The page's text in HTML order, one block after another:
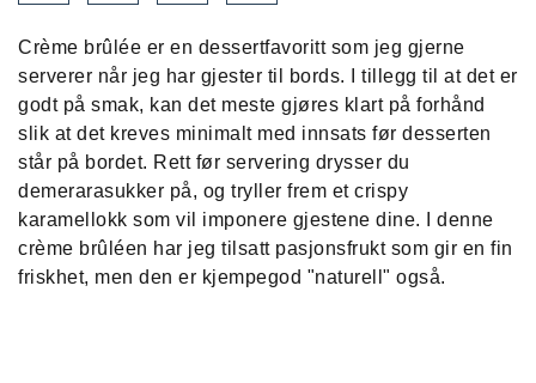
Crème brûlée er en dessertfavoritt som jeg gjerne
serverer når jeg har gjester til bords. I tillegg til at det er
godt på smak, kan det meste gjøres klart på forhånd
slik at det kreves minimalt med innsats før desserten
står på bordet. Rett før servering drysser du
demerarasukker på, og tryller frem et crispy
karamellokk som vil imponere gjestene dine. I denne
crème brûléen har jeg tilsatt pasjonsfrukt som gir en fin
friskhet, men den er kjempegod "naturell" også.